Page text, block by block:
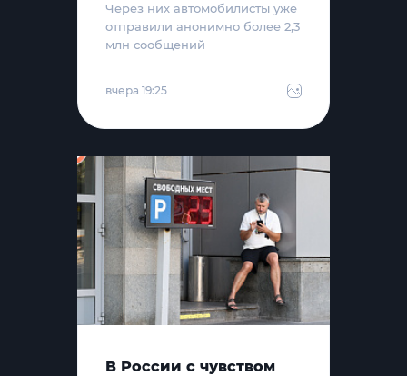
Через них автомобилисты уже
отправили анонимно более 2,3
млн сообщений
вчера 19:25
В России с чувством